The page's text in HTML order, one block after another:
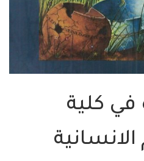
في كلية
الانسانية